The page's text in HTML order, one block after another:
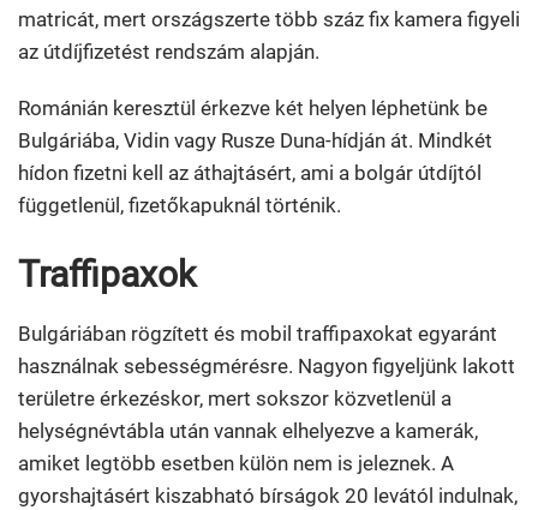
matricát, mert országszerte több száz fix kamera figyeli
az útdíjfizetést rendszám alapján.
Románián keresztül érkezve két helyen léphetünk be
Bulgáriába, Vidin vagy Rusze Duna-hídján át. Mindkét
hídon fizetni kell az áthajtásért, ami a bolgár útdíjtól
függetlenül, fizetőkapuknál történik.
Traffipaxok
Bulgáriában rögzített és mobil traffipaxokat egyaránt
használnak sebességmérésre. Nagyon figyeljünk lakott
területre érkezéskor, mert sokszor közvetlenül a
helységnévtábla után vannak elhelyezve a kamerák,
amiket legtöbb esetben külön nem is jeleznek. A
gyorshajtásért kiszabható bírságok 20 levától indulnak,